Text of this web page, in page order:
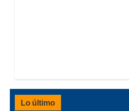
Lo último